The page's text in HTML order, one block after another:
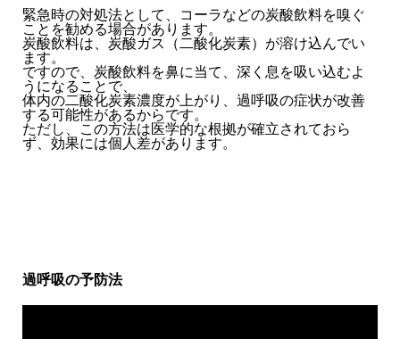
緊急時の対処法として、コーラなどの炭酸飲料を嗅ぐ
ことを勧める場合があります。
炭酸飲料は、炭酸ガス（二酸化炭素）が溶け込んでい
ます。
ですので、炭酸飲料を鼻に当て、深く息を吸い込むよ
うになることで、
体内の二酸化炭素濃度が上がり、過呼吸の症状が改善
する可能性があるからです。
ただし、この方法は医学的な根拠が確立されておら
ず、効果には個人差があります。
過呼吸の予防法